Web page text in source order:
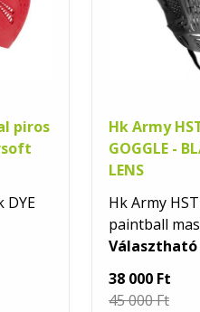
piros
DYE
Hk Army
GOGGLE -
LENS
Hk Army
paintball
38 000 Ft
45 000 Ft